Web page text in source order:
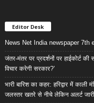
Editor Desk
News Net India newspaper 7th
जंतर-मंतर पर प्रदर्शनों पर हाईकोर्ट
विचार करेगी सरकार?’
भारी बारिश का कहर: हरिद्वार में
जलस्तर खतरे से नीचे लेकिन अलर्ट जारी